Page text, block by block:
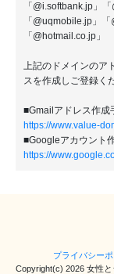
「@i.softbank.jp」
「@uqmobile.jp」
「@hotmail.co.jp」
上記のドメインのア
スを作成しご登録く
■Gmailアドレス作成
https://www.value-
■Googleアカウント
https://
プライバシー
Copyright(c) 2026 女性